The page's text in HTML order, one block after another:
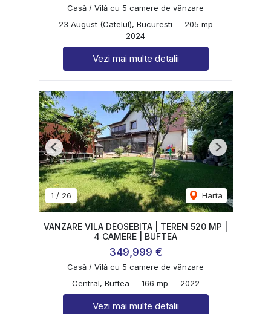
Casă / Vilă cu 5 camere de vânzare
23 August (Catelul), Bucuresti
205 mp
2024
Vezi mai multe detalii
1 / 26 Harta
Previous Next
VANZARE VILA DEOSEBITA | TEREN 520 MP |
4 CAMERE | BUFTEA
349,999 €
Casă / Vilă cu 5 camere de vânzare
Central, Buftea
166 mp 2022
Vezi mai multe detalii